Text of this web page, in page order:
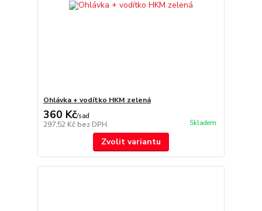
Ohlávka + vodítko HKM zelená
360 Kč/sad
297,52 Kč bez DPH Skladem
Zvolit variantu